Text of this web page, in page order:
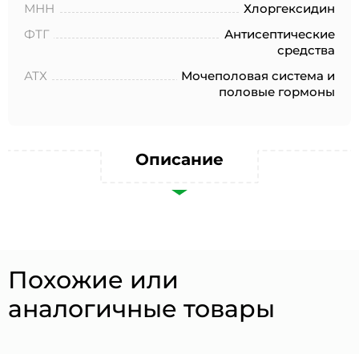
МНН
Хлоргексидин
ФТГ
Антисептические
средства
АТХ
Мочеполовая система и
половые гормоны
Описание
Похожие или
аналогичные товары